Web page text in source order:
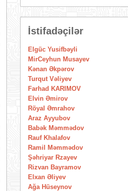
İstifadəçilər
Elgüc Yusifbəyli
MirCeyhun Musayev
Kənan Əkpərov
Turqut Vəliyev
Farhad KARIMOV
Elvin Əmirov
Röyal Əmrahov
Araz Ayyubov
Babək Məmmədov
Rauf Khalafov
Ramil Məmmədov
Şəhriyar Rzayev
Rizvan Bayramov
Elxan Əliyev
Ağa Hüseynov